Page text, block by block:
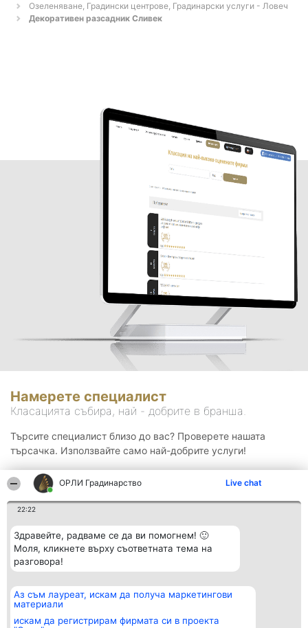
ОРЛИ Градинарство Live chat
22:22
Здравейте, радваме се да ви помогнем! 🙂
Моля, кликнете върху съответната тема на
разговора!
Аз съм лауреат, искам да получа маркетингови
материали
искам да регистрирам фирмата си в проекта
Озеленяване, Градински центрове, Градинарски услуги - Ловеч
Декоративен разсадник Сливек
Намерете специалист
Класацията събира, най - добрите в бранша.
Търсите специалист близо до вас? Проверете нашата
търсачка. Използвайте само най-добрите услуги!
Организатор на
класиране
BulevardulAleea Timișul De
Класация
всички
Контакти